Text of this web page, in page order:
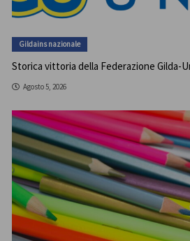
Gildains nazionale
Storica vittoria della Federazione Gilda-
Agosto 5, 2026